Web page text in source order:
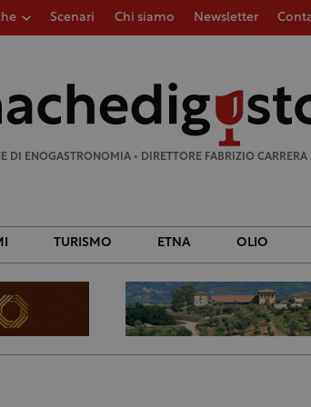
Scenari Chi siamo Newsletter
DI ENOGASTRONOMIA • DIRETTORE FABRIZIO CARRERA
TURISMO ETNA OLIO